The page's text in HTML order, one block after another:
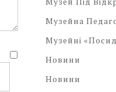
Музейна
Музейні
Новини
Новини